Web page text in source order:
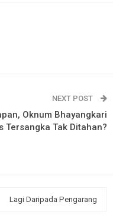
NEXT POST
Oknum Bhayangkari
Tersangka Tak Ditahan?
Lagi Daripada Pengarang